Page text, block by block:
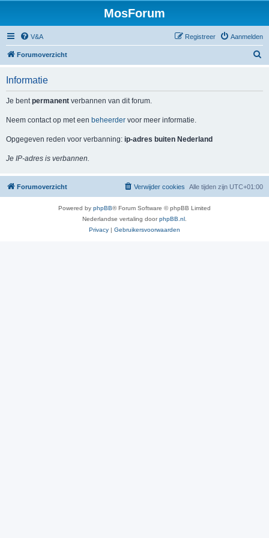
MosForum
V&A Aanmelden
Registreer
Forumoverzicht
Informatie
Je bentpermanent verbannen van dit forum.
Neem contact op met een beheerder voor meer informatie.
Opgegeven reden voor verbanning: ip-adres buiten Nederland
Je IP-adres is verbannen.
Forumoverzicht Alle tijden zijn UTC+01:00
Verwijder cookies
Powered by phpBB® Forum Software © phpBB Limited
Nederlandse vertaling doorphpBB.nl
Privacy | Gebruikersvoorwaarden